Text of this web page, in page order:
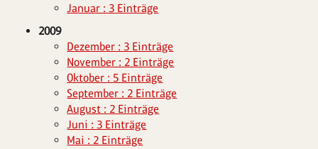
Januar : 3 Einträge
2009
Dezember : 3 Einträge
November : 2 Einträge
Oktober : 5 Einträge
September : 2 Einträge
August : 2 Einträge
Juni : 3 Einträge
Mai : 2 Einträge